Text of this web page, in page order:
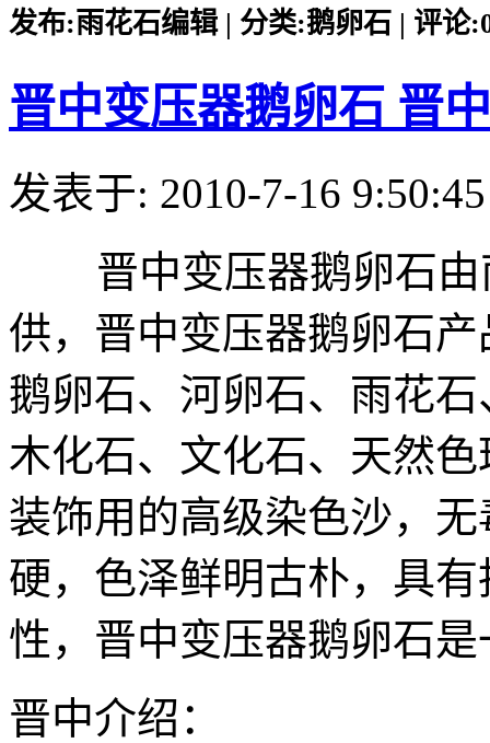
发布:雨花石编辑 | 分类:鹅卵石 | 评论
晋中变压器鹅卵石 晋
发表于: 2010-7-16 9:50:45
晋中变压器鹅卵石由
供，晋中变压器鹅卵石
鹅卵石、河卵石、雨花
木化石、文化石、天然
装饰用的高级染色沙，
硬，色泽鲜明古朴，具
性，晋中变压器鹅卵石
晋中介绍：